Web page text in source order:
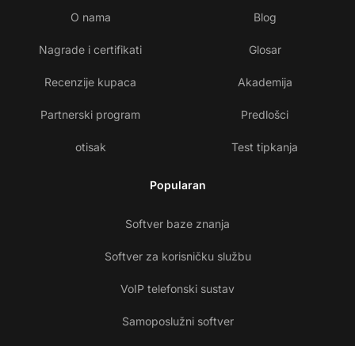
O nama
Nagrade i certifikati
Recenzije kupaca
Partnerski program
otisak
Blog
Glosar
Akademija
Predlošci
Test tipkanja
Popularan
Softver baze znanja
Softver za korisničku službu
VoIP telefonski sustav
Samoposlužni softver